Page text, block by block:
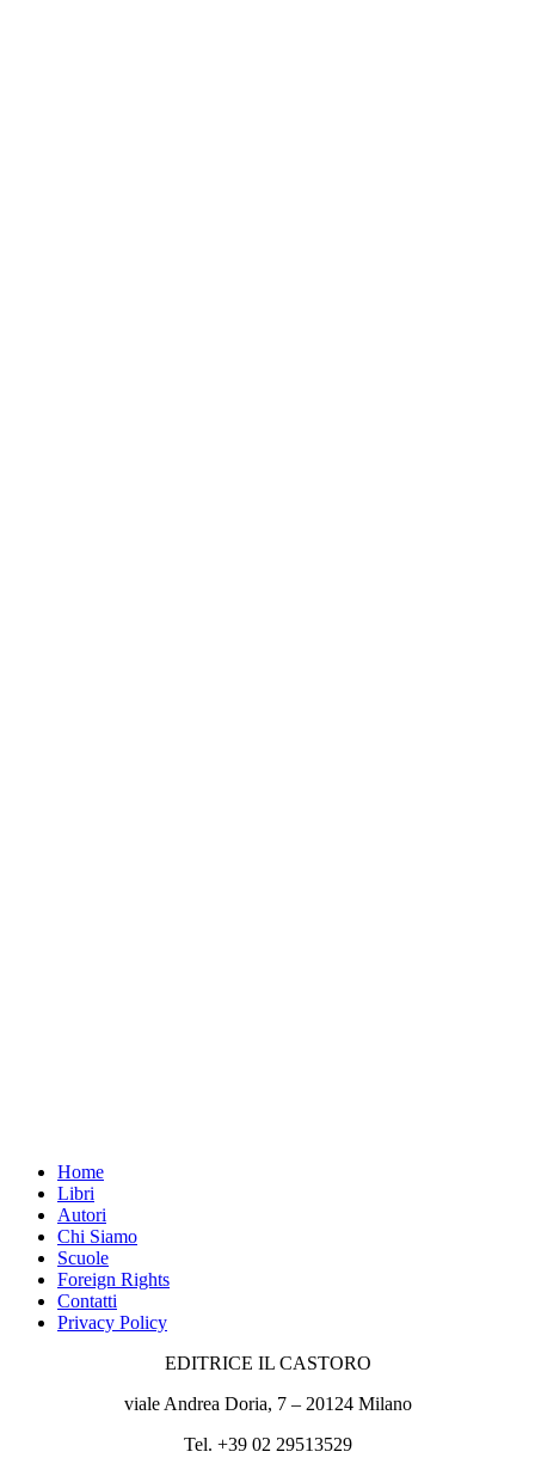
Home
Libri
Autori
Chi Siamo
Scuole
Foreign Rights
Contatti
Privacy Policy
EDITRICE IL CASTORO
viale Andrea Doria, 7 – 20124 Milano
Tel. +39 02 29513529